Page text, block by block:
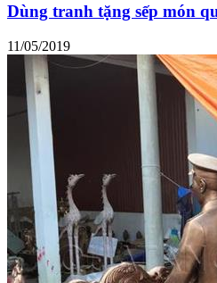
Dùng tranh tặng sếp món
11/05/2019